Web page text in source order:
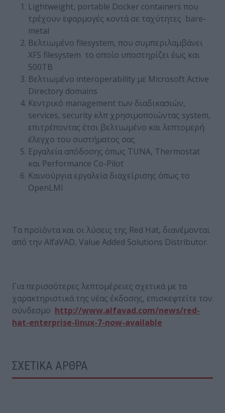
Lightweight, portable Docker containers που
τρέχουν εφαρμογές κοντά σε ταχύτητες bare-
metal
Βελτιωμένο filesystem, που συμπεριλαμβάνει
XFS filesystem το οποίο υποστηρίζει έως και
500TB
Βελτιωμένο interoperability με Microsoft Active
Directory domains
Κεντρικό management των διαδικασιών,
services, security κλπ χρησιμοποιώντας system,
επιτρέποντας έτσι βελτιωμένο και λεπτομερή
έλεγχο του συστήματος σας
Εργαλεία απόδοσης όπως TUNA, Thermostat
και Performance Co-Pilot
Καινούργια εργαλεία διαχείρισης όπως το
OpenLMI
Τα προϊόντα και οι λύσεις της Red Hat, διανέμονται
από την AlfaVAD, Value Added Solutions Distributor.
Για περισσότερες λεπτομέρειες σχετικά με τα
χαρακτηριστικά της νέας έκδοσης, επισκεφτείτε τον
σύνδεσμο http://www.alfavad.com/news/red-
hat-enterprise-linux-7-now-available
ΣΧΕΤΙΚΑ ΑΡΘΡΑ